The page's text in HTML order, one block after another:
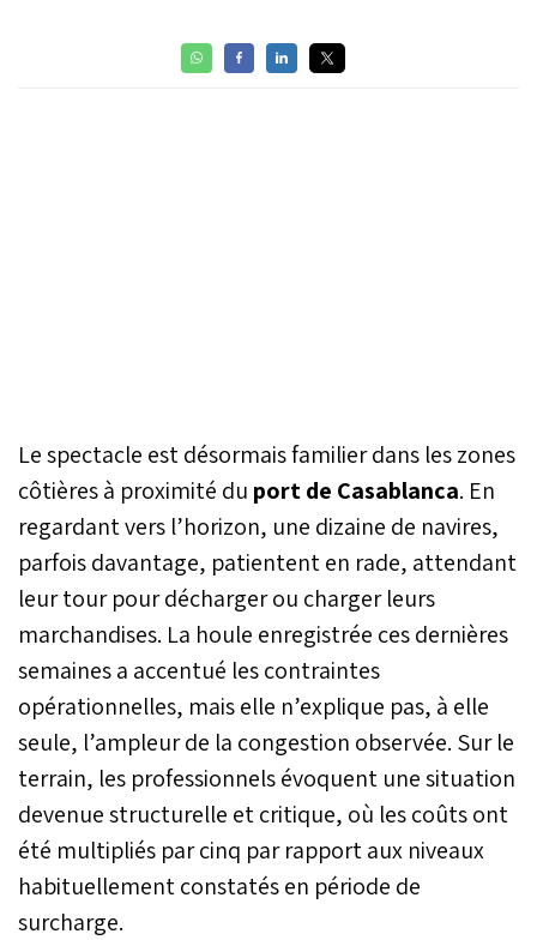
Le spectacle est désormais familier dans les zones
côtières à proximité du port de Casablanca. En
regardant vers l’horizon, une dizaine de navires,
parfois davantage, patientent en rade, attendant
leur tour pour décharger ou charger leurs
marchandises. La houle enregistrée ces dernières
semaines a accentué les contraintes
opérationnelles, mais elle n’explique pas, à elle
seule, l’ampleur de la congestion observée. Sur le
terrain, les professionnels évoquent une situation
devenue structurelle et critique, où les coûts ont
été multipliés par cinq par rapport aux niveaux
habituellement constatés en période de
surcharge.